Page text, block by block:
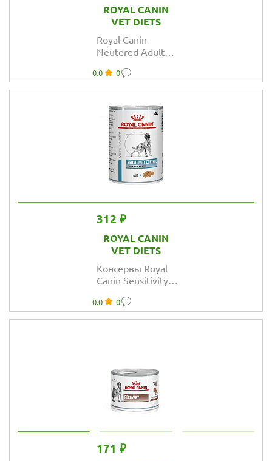
ROYAL CANIN
VET DIETS
Royal Canin
Neutered Adult
взрослых
стерилизованных/
собак старше 12
мес
0.0 0
312 ₽
ROYAL CANIN
VET DIETS
Консервы Royal
Canin Sensitivity
при пищевой
аллергии и
0.0 0
171 ₽